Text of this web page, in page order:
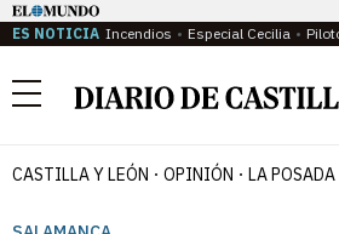
ES NOTICIA Incendios Especial Cecilia
Menú
CASTILLA Y LEÓN OPINIÓN LA POSADA